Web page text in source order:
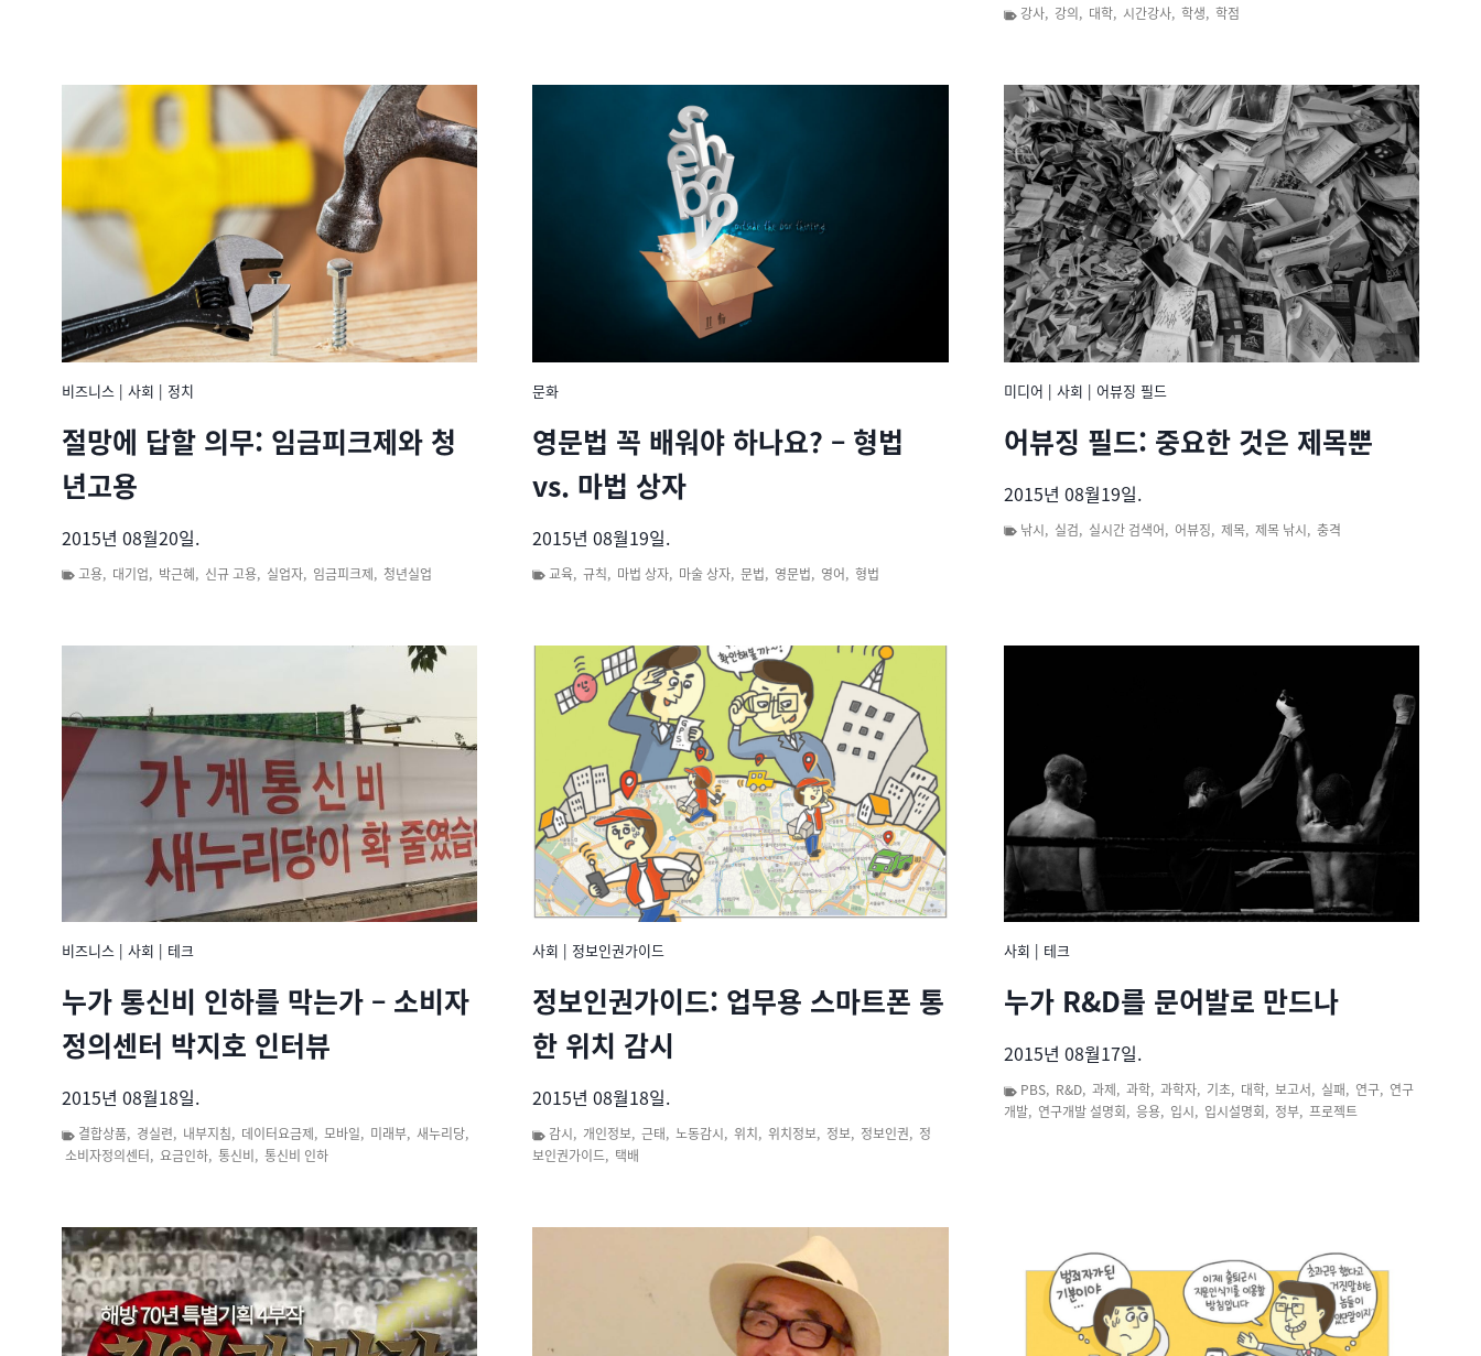
강사, 강의, 대학, 시간강사, 학생, 학점
비즈니스 | 사회 | 정치
절망에 답할 의무: 임금피크제와 청
년고용
2015년 08월20일.
고용, 대기업, 박근혜, 신규 고용, 실업자, 임금피크제, 청년실업
문화
영문법 꼭 배워야 하나요? – 형법
vs. 마법 상자
2015년 08월19일.
교육, 규칙, 마법 상자, 마술 상자, 문법, 영문법, 영어, 형법
미디어 | 사회 | 어뷰징 필드
어뷰징 필드: 중요한 것은 제목뿐
2015년 08월19일.
낚시, 실검, 실시간 검색어, 어뷰징, 제목, 제목 낚시, 충격
비즈니스 | 사회 | 테크
누가 통신비 인하를 막는가 – 소비자
정의센터 박지호 인터뷰
2015년 08월18일.
결합상품, 경실련, 내부지침, 데이터요금제, 모바일, 미래부, 새누리당,
소비자정의센터, 요금인하, 통신비, 통신비 인하
사회 | 정보인권가이드
정보인권가이드: 업무용 스마트폰 통
한 위치 감시
2015년 08월18일.
감시, 개인정보, 근태, 노동감시, 위치, 위치정보, 정보, 정보인권, 정
보인권가이드, 택배
사회 | 테크
누가 R&D를 문어발로 만드나
2015년 08월17일.
PBS, R&D, 과제, 과학, 과학자, 기초, 대학, 보고서, 실패, 연구, 연구
개발, 연구개발 설명회, 응용, 입시, 입시설명회, 정부, 프로젝트